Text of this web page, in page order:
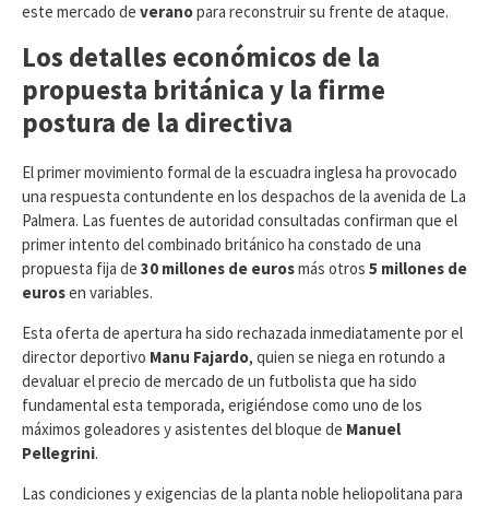
este mercado de veranopara reconstruir su frente de ataque.
Los detalles económicos de la
propuesta británica y la firme
postura de la directiva
​El primer movimiento formal de la escuadra inglesa ha provocado
una respuesta contundente en los despachos de la avenida de La
Palmera. Las fuentes de autoridad consultadas confirman que el
primer intento del combinado británico ha constado de una
propuesta fija de 30 millones de eurosmás otros 5 millones de
eurosen variables.
Esta oferta de apertura ha sido rechazada inmediatamente por el
director deportivo Manu Fajardo, quien se niega en rotundo a
devaluar el precio de mercado de un futbolista que ha sido
fundamental esta temporada, erigiéndose como uno de los
máximos goleadores y asistentes del bloque de Manuel
Pellegrini.
​Las condiciones y exigencias de la planta noble heliopolitana para